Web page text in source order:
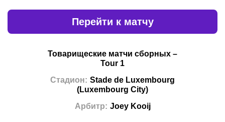
Перейти к матчу
Товарищеские матчи сборных –
Tour 1
Стадион: Stade de Luxembourg
(Luxembourg City)
Арбитр: Joey Kooij